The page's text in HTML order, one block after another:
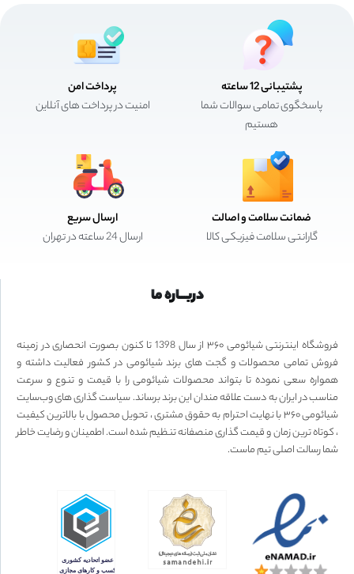
پشتیبانی 12 ساعته
پاسخگوی تمامی سوالات شما
هستیم
پرداخت امن
امنیت در پرداخت های آنلاین
ضمانت سلامت و اصالت
گارانتی سلامت فیزیکی کالا
ارسال سریع
ارسال 24 ساعته در تهران
دربـــاره ما
فروشگاه اینترنتی شیائومی ۳۶۰ از سال 1398 تا کنون بصورت انحصاری در زمینه
فروش تمامی محصولات و گجت های برند شیائومی در کشور فعالیت داشته و
همواره سعی نموده تا بتواند محصولات شیائومی را با قیمت و تنوع و سرعت
مناسب در ایران به دست علاقه مندان این برند برساند. سیاست گذاری های وب‌سایت
شیائومی ۳۶۰ با نهایت احترام به حقوق مشتری ، تحویل محصول با بالاترین کیفیت
، کوتاه ترین زمان و قیمت گذاری منصفانه تنظیم شده است. اطمینان و رضایت خاطر
شما رسالت اصلی تیم ماست.